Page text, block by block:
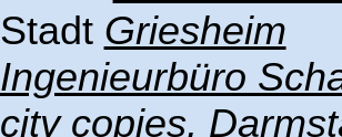
Stadt Griesheim
Ingenieurbüro
city copies,